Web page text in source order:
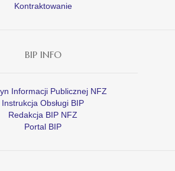
Kontraktowanie
BIP INFO
Informacji Publicznej NFZ
Instrukcja Obsługi BIP
Redakcja BIP NFZ
Portal BIP